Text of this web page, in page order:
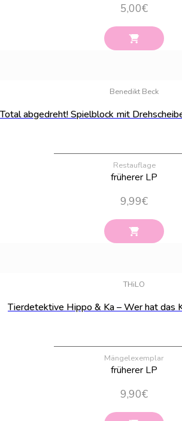
5,00€
Benedikt Beck
Total abgedreht! Spielblock mit
Restauflage
früherer LP
9,99€
THiLO
Tierdetektive Hippo & Ka – Wer hat das
Mängelexemplar
früherer LP
9,90€